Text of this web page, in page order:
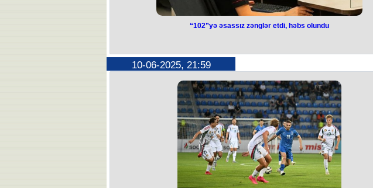
olundu
Rayonun Qızılağac kəndində yaşayan 40 yaşlı Əbdül Süleymanov (şərti
ad-soyadlı) Daxili İşlər Nazirliyinin "102” qaynar xəttinə dəfələrlə zəng
edərək faktlara əsaslanmayan şikayətlər səsləndirib və mərkəzi lüzumsuz
yerə məşğul edib.
Sonuncu dəfə o, sərxoş vəziyyətdə dayısı ilə mübahisə etdikdən sonra
"102”yə ardıcıl zəng edib, əsassız şikayətlər bildirib.
Məsələni araşdırmaq üçün polis əməkdaşları Qızılağac kəndinə gedib.
Əbdül isə polisin suallarına cavab verməkdən yayınıb, nalayiq hərəkətlər
edərək tabesizlik göstərib.
Hərəkətlərinə görə onun barəsində inzibati xəta protokolu tərtib olunub və
hüquqi qiymət verilməsi üçün məhkəməyə göndərilib.
Masallı Rayon Məhkəməsinin qərarı ilə Ə. Süleymanov xırda xuliqanlıqda
təqsirli bilinərək inzibati qaydada 10 sutka həbs edilib.
“102”yə əsassız zənglər etdi, həbs olundu
10-06-2025, 21:59